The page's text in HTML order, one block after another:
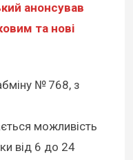
анонсував
та нові
№ 768, з
можливість
від 6 до 24